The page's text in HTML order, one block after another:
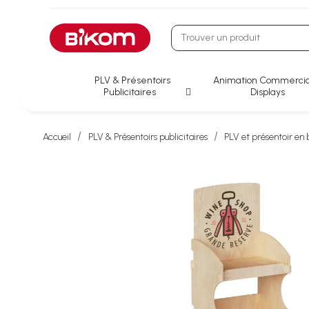
PLV & Présentoirs
Publicitaires
Animation
Displays
Accueil PLV & Présentoirs publicitaires PLV et présentoir en